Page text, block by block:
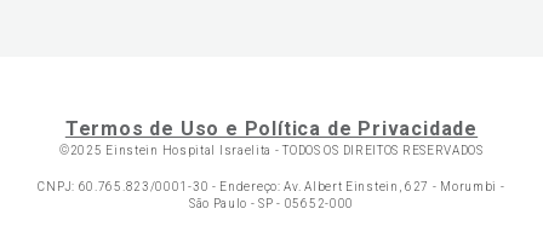
Termos de Uso e Política de Privacidade
©2025 Einstein Hospital Israelita -TODOS OS DIREITOS RESERVADOS
CNPJ: 60.765.823/0001-30 - Endereço: Av. Albert Einstein, 627 - Morumbi -
São Paulo - SP - 05652-000